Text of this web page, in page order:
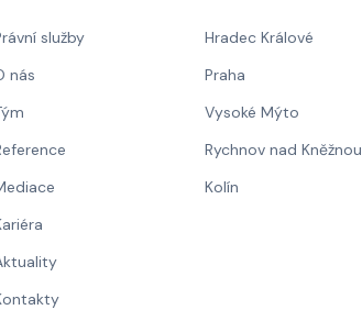
služby
nás
Hradec Králové
Praha
Vysoké Mýto
Rychnov nad Kněžnou
Kolín